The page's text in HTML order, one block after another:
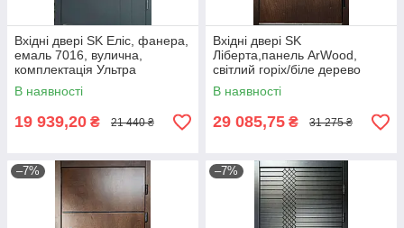
Вхідні двері SK Еліс, фанера,
емаль 7016, вулична,
комплектація Ультра
В наявності
19 939,20 ₴ 21 440 ₴
Вхідні двері SK
Ліберта,панель ArWood,
світлий горіх/біле дерево
вуличні комплектація
Люкс+Терморозрив
В наявності
29 085,75 ₴ 31 275 ₴
–7% –7%